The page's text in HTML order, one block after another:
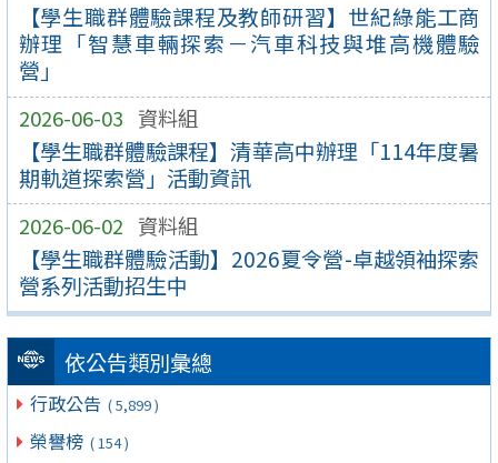
【學生職群體驗課程及教師研習】世紀綠能工商
辦理「智慧車輛探索－汽車科技與堆高機體驗
營」
2026-06-03 資料組
【學生職群體驗課程】清華高中辦理「114年度暑
期軌道探索營」活動資訊
2026-06-02 資料組
【學生職群體驗活動】2026夏令營-卓越領袖探索
營系列活動招生中
依公告類別彙總
行政公告 ( 5,899 )
榮譽榜 ( 154 )